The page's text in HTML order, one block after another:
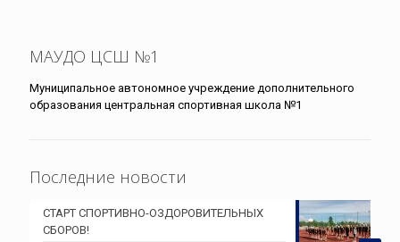
МАУДО ЦСШ №1
Муниципальное автономное учреждение дополнительного
образования центральная спортивная школа №1
Последние новости
СТАРТ СПОРТИВНО-ОЗДОРОВИТЕЛЬНЫХ
СБОРОВ!